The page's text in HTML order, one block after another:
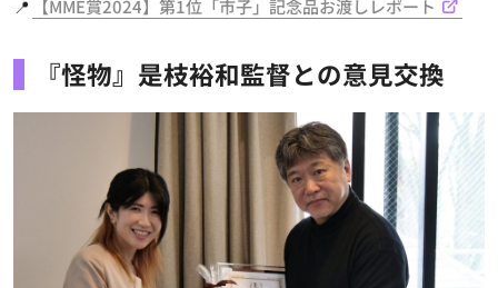
📍
【MME賞2024】第1位「市子」記念品お渡しレポート
『怪物』是枝裕和監督との意見交換